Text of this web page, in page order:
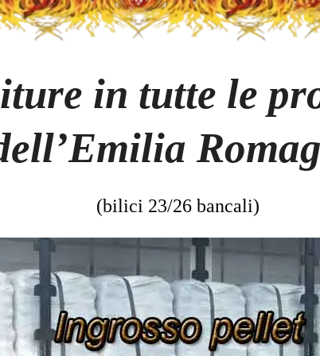
in tutte le
(bilici 23/26 bancali)